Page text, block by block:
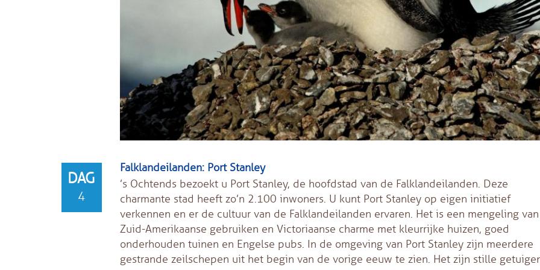
DAG
4
Falklandeilanden: Port Stanley
’s Ochtends bezoekt u Port Stanley, de hoofdstad van de Falklandeilanden. Deze
charmante stad heeft zo’n 2.100 inwoners. U kunt Port Stanley op eigen initiatief
verkennen en er de cultuur van de Falklandeilanden ervaren. Het is een mengeling van
Zuid-Amerikaanse gebruiken en Victoriaanse charme met kleurrijke huizen, goed
onderhouden tuinen en Engelse pubs. In de omgeving van Port Stanley zijn meerdere
gestrande zeilschepen uit het begin van de vorige eeuw te zien. Het zijn stille